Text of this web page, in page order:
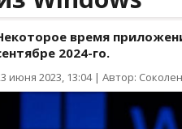
время
2024-го.
июня 2023, 13:04| Автор: